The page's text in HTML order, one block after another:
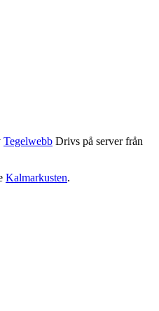
Tegelwebb Drivs på server från
Kalmarkusten.